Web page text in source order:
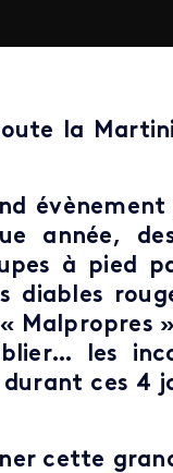
la
année,
à pied
diables
Malpropres
les
ces 4
cette